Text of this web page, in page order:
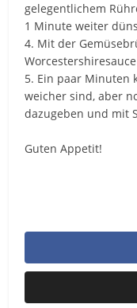
gelegentlichem
1 Minute weiter
4. Mit der
5. Ein paar Minuten
weicher sind, aber
dazugeben und mit
Guten Appetit!